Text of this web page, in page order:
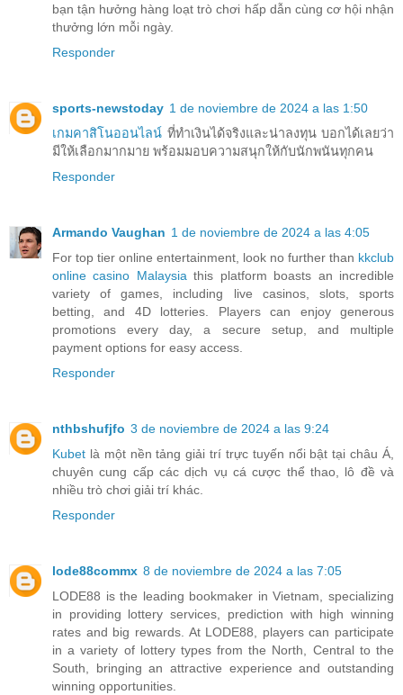
bạn tận hưởng hàng loạt trò chơi hấp dẫn cùng cơ hội nhận
thưởng lớn mỗi ngày.
Responder
sports-newstoday 1 de noviembre de 2024 a las 1:50
เกมคาสิโนออนไลน์ ที่ทำเงินได้จริงและน่าลงทุน บอกได้เลยว่า
มีให้เลือกมากมาย พร้อมมอบความสนุกให้กับนักพนันทุกคน
Responder
Armando Vaughan 1 de noviembre de 2024 a las 4:05
For top tier online entertainment, look no further than kkclub
online casino Malaysiathis platform boasts an incredible
variety of games, including live casinos, slots, sports
betting, and 4D lotteries. Players can enjoy generous
promotions every day, a secure setup, and multiple
payment options for easy access.
Responder
nthbshufjfo 3 de noviembre de 2024 a las 9:24
Kubet là một nền tảng giải trí trực tuyến nổi bật tại châu Á,
chuyên cung cấp các dịch vụ cá cược thể thao, lô đề và
nhiều trò chơi giải trí khác.
Responder
lode88commx 8 de noviembre de 2024 a las 7:05
LODE88 is the leading bookmaker in Vietnam, specializing
in providing lottery services, prediction with high winning
rates and big rewards. At LODE88, players can participate
in a variety of lottery types from the North, Central to the
South, bringing an attractive experience and outstanding
winning opportunities.